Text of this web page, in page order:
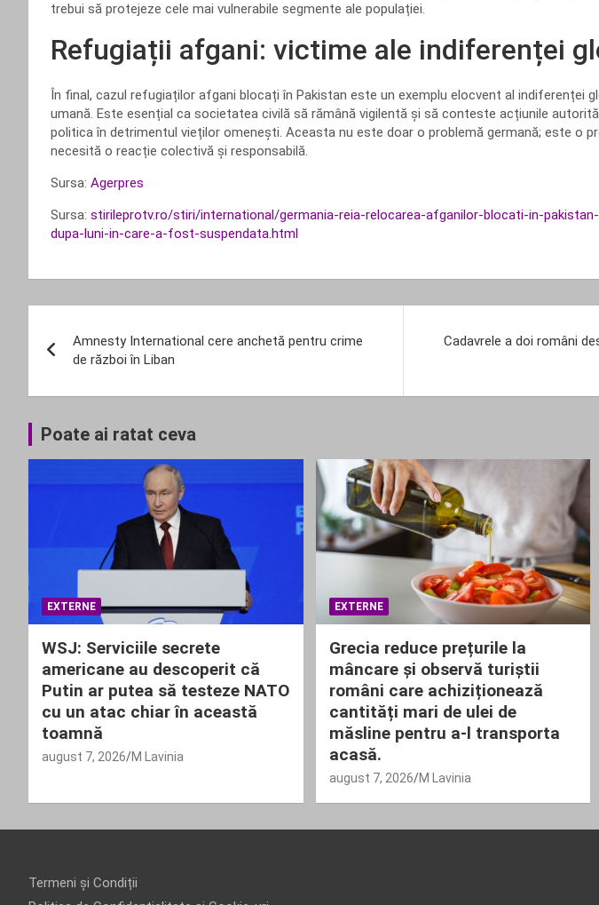
trebui să protejeze cele mai vulnerabile segmente ale populației.
Refugiații afgani: victime ale indiferenței
În final, cazul refugiaților afgani blocați în Pakistan este un exemplu elocvent al indiferenței
umană. Este esențial ca societatea civilă să rămână vigilentă și să conteste acțiunile
politica în detrimentul vieților omenești. Aceasta nu este doar o problemă germană; este o
necesită o reacție colectivă și responsabilă.
Sursa: Agerpres
Sursa: stirileprotv.ro/stiri/international/germania-reia-relocarea-afganilor-blocati-in-
dupa-luni-in-care-a-fost-suspendata.html
în
articole
Amnesty International cere anchetă pentru crime
de război în Liban
Cadavrele a doi români
Poate ai ratat ceva
EXTERNE
WSJ: Serviciile secrete
americane au descoperit că
Putin ar putea să testeze NATO
cu un atac chiar în această
toamnă
august 7, 2026 M Lavinia
EXTERNE
Grecia reduce prețurile la
mâncare și observă turiștii
români care achiziționează
cantități mari de ulei de
măsline pentru a-l transporta
acasă.
august 7, 2026 M Lavinia
Termeni și Condiții